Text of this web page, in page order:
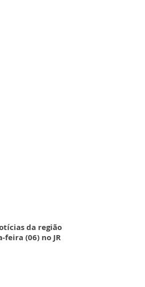
da região
(06) no JR